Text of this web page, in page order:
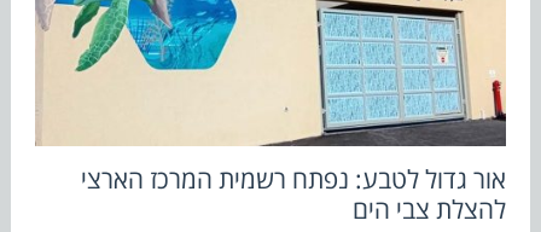
אור גדול לטבע: נפתח רשמית המרכז הארצי
להצלת צבי הים